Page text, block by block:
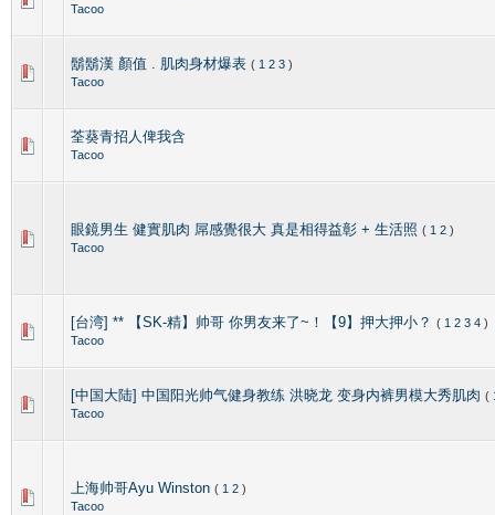
Tacoo
鬍鬍漢 顏值 . 肌肉身材爆表 ( 1 2 3 )
Tacoo
荃葵青招人俾我含
Tacoo
眼鏡男生 健實肌肉 屌感覺很大 真是相得益彰 + 生活照 ( 1 2 )
Tacoo
[台湾] ** 【SK-精】帅哥 你男友来了~！【9】押大押小？ ( 1 2 3 4 )
Tacoo
[中国大陆] 中国阳光帅气健身教练 洪晓龙 变身内裤男模大秀肌肉 (
Tacoo
上海帅哥Ayu Winston ( 1 2 )
Tacoo